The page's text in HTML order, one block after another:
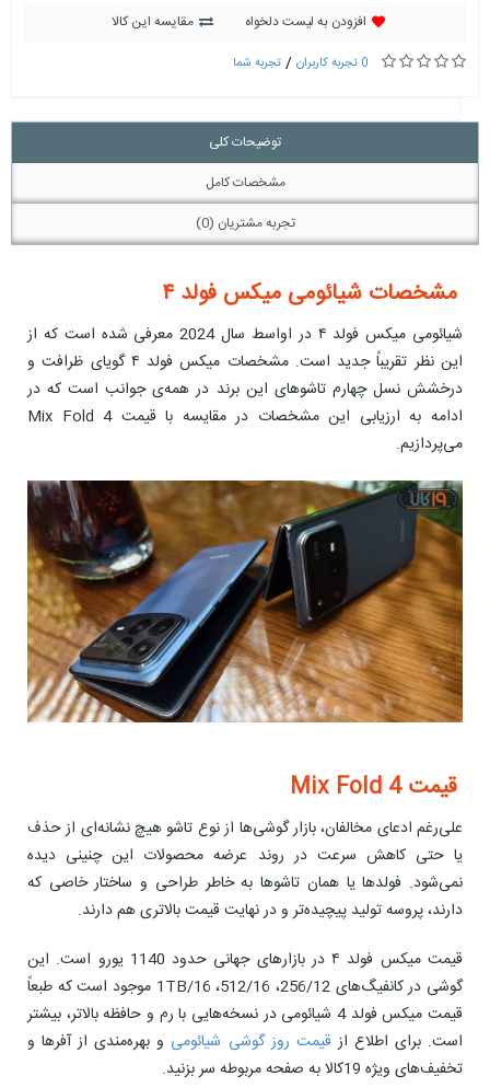
افزودن به لیست دلخواه مقایسه این کالا
0 تجربه کاربران / تجربه شما
توضیحات کلی
مشخصات کامل
تجربه مشتریان (0)
مشخصات شیائومی میکس فولد ۴
شیائومی میکس فولد ۴ در اواسط سال 2024 معرفی شده است که از
این نظر تقریباً جدید است. مشخصات میکس فولد ۴ گویای ظرافت و
درخشش نسل چهارم تاشوهای این برند در همه‌ی جوانب است که در
ادامه به ارزیابی این مشخصات در مقایسه با قیمت Mix Fold 4
می‌پردازیم.
قیمت Mix Fold 4
علی‌رغم ادعای مخالفان، بازار گوشی‌ها از نوع تاشو هیچ نشانه‌ای از حذف
یا حتی کاهش سرعت در روند عرضه محصولات این چنینی دیده
نمی‌شود. فولدها یا همان تاشوها به خاطر طراحی و ساختار خاصی که
دارند، پروسه تولید پیچیده‌تر و در نهایت قیمت بالاتری هم دارند.
قیمت میکس فولد ۴ در بازارهای جهانی حدود 1140 یورو است. این
گوشی در کانفیگ‌های 256/12، 512/16، 1TB/16 موجود است که طبعاً
قیمت میکس فولد 4 شیائومی در نسخه‌هایی با رم و حافظه بالاتر، بیشتر
است. برای اطلاع از قیمت روز گوشی شیائومی و بهره‌مندی از آفرها و
تخفیف‌های ویژه 19کالا به صفحه مربوطه سر بزنید.